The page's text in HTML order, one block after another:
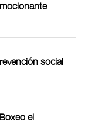
social
el